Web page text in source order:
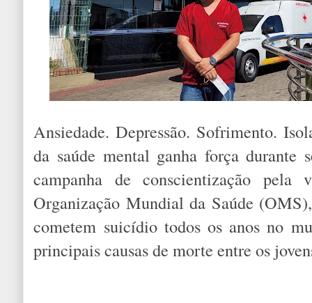
Ansiedade. Depressão. Sofrimento.
da saúde mental ganha força durante
campanha de conscientização
Organização Mundial da Saúde
cometem suicídio todos os anos no
principais causas de morte entre os